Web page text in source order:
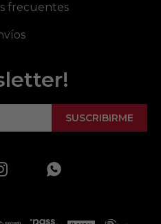
frecuentes
SUSCRIBIRME
